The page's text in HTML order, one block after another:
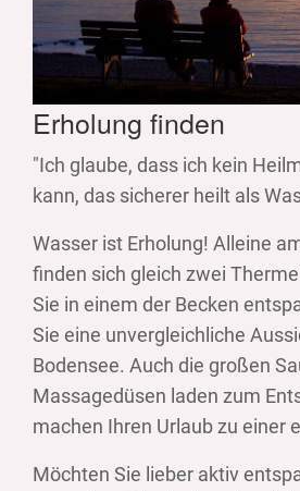
Erholung finden
"Ich glaube, dass ich kein
kann, das sicherer heilt als
Wasser ist Erholung! Alleine
finden sich gleich zwei
Sie in einem der Becken
Sie eine unvergleichliche
Bodensee. Auch die großen
Massagedüsen laden zum
machen Ihren Urlaub zu einer
Möchten Sie lieber aktiv